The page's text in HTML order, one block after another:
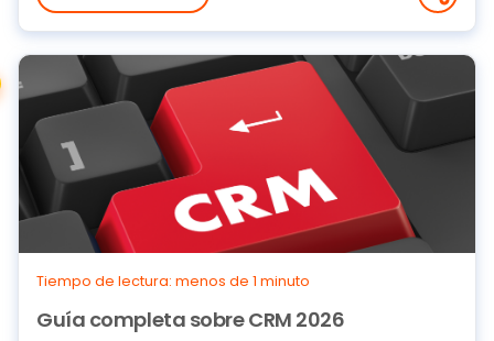
Tiempo de lectura: menos de 1 minuto
Guía completa sobre CRM 2026